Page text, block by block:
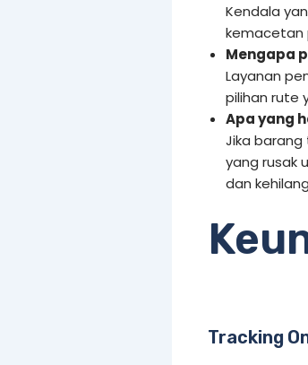
Kendala
kemacetan
Mengapa
Layanan
pilihan rute
Apa yang
Jika
yang rusak
dan
Tracking